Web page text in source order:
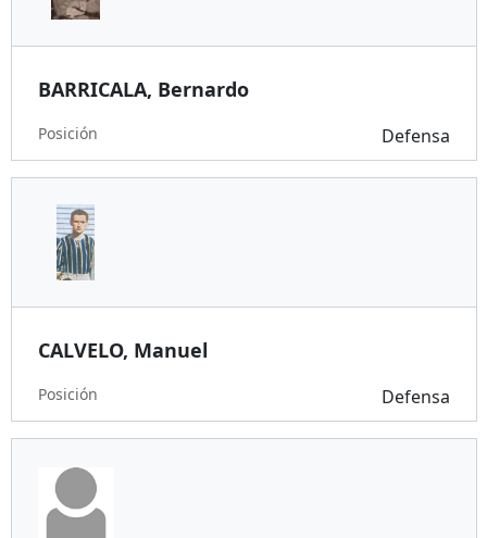
BARRICALA, Bernardo
Posición Defensa
CALVELO, Manuel
Posición Defensa